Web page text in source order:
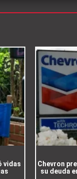
vidas
Chevron
su deuda